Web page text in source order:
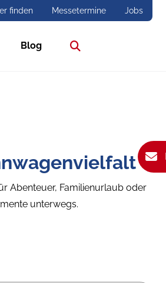
finden Messetermine Jobs
Blog
Abenteuer, Familienurlaub oder
unterwegs.